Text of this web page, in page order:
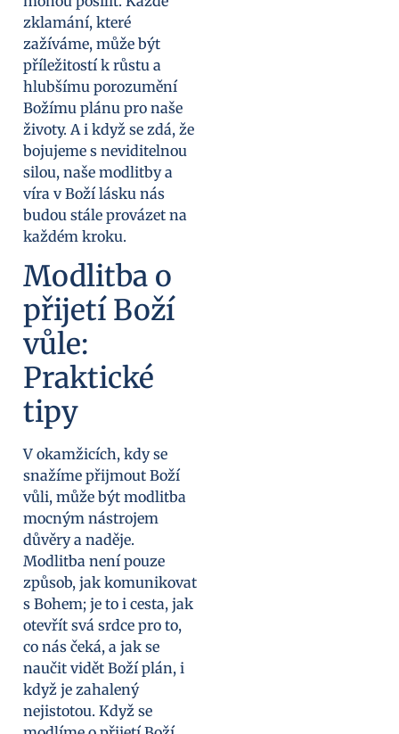
zklamání, které
zažíváme, může být
příležitostí k růstu a
hlubšímu porozumění
Božímu plánu pro naše
životy. A i když se zdá, že
bojujeme s neviditelnou
silou, naše modlitby a
víra v Boží lásku nás
budou stále provázet na
každém kroku.
Modlitba o
přijetí Boží
vůle:
Praktické
tipy
V okamžicích, kdy se
snažíme přijmout Boží
vůli, může být modlitba
mocným nástrojem
důvěry a naděje.
Modlitba není pouze
způsob, jak komunikovat
s Bohem; je to i cesta, jak
otevřít svá srdce pro to,
co nás čeká, a jak se
naučit vidět Boží plán, i
když je zahalený
nejistotou. Když se